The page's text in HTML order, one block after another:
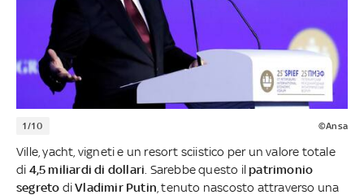
1/10 ©Ansa
Ville, yacht, vigneti e un resort sciistico per un valore totale
di 4,5 miliardi di dollari . Sarebbe questo il patrimonio
segreto diVladimir Putin , tenuto nascosto attraverso una